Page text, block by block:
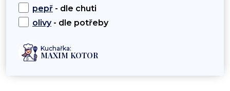
pepř - dle chuti
olivy- dle potřeby
Kuchařka:
MAXIM KOTOR